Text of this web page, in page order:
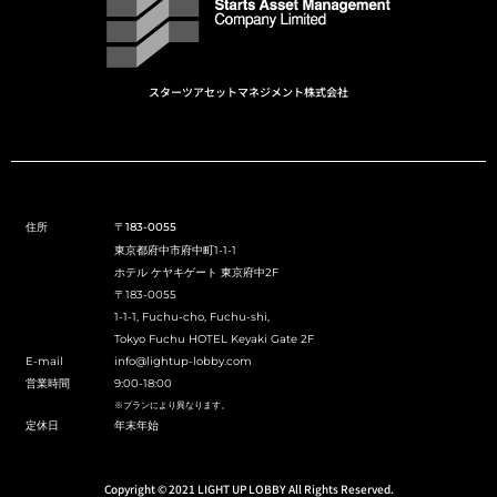
スターツアセットマネジメント株式会社
住所
〒183-0055
東京都府中市府中町1-1-1
ホテル ケヤキゲート 東京府中2F
〒183-0055
1-1-1, Fuchu-cho, Fuchu-shi,
Tokyo Fuchu HOTEL Keyaki Gate 2F
E-mail
info@lightup-lobby.com
営業時間
9:00-18:00
※プランにより異なります。
定休日 年末年始
Copyright © 2021 LIGHT UP LOBBY All Rights Reserved.